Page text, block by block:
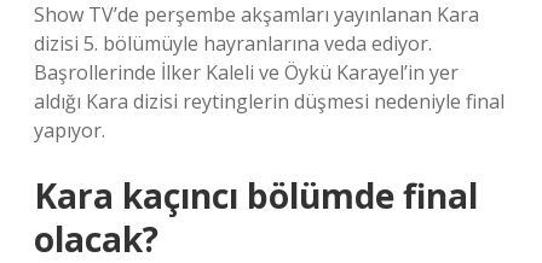
Show TV’de perşembe akşamları yayınlanan Kara
dizisi 5. bölümüyle hayranlarına veda ediyor.
Başrollerinde İlker Kaleli ve Öykü Karayel’in yer
aldığı Kara dizisi reytinglerin düşmesi nedeniyle final
yapıyor.
Kara kaçıncı bölümde final
olacak?